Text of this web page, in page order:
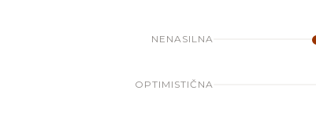
NENASILNA
OPTIMISTIČNA